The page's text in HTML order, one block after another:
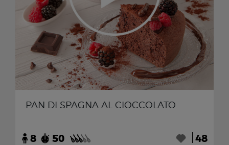
PAN DI SPAGNA AL CIOCCOLATO
8 50 48